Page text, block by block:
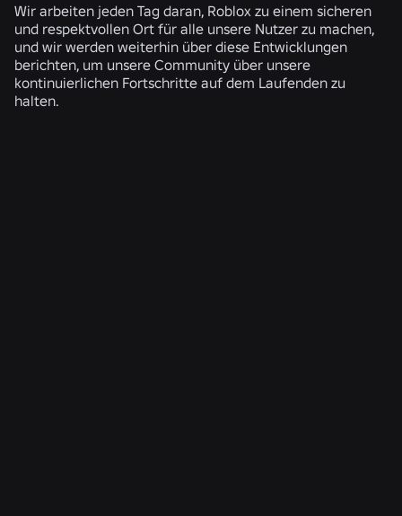
Wir arbeiten jeden Tag daran, Roblox zu einem sicheren
und respektvollen Ort für alle unsere Nutzer zu machen,
und wir werden weiterhin über diese Entwicklungen
berichten, um unsere Community über unsere
kontinuierlichen Fortschritte auf dem Laufenden zu
halten.